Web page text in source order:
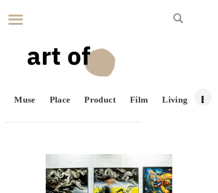
Muse Place Product Film Living